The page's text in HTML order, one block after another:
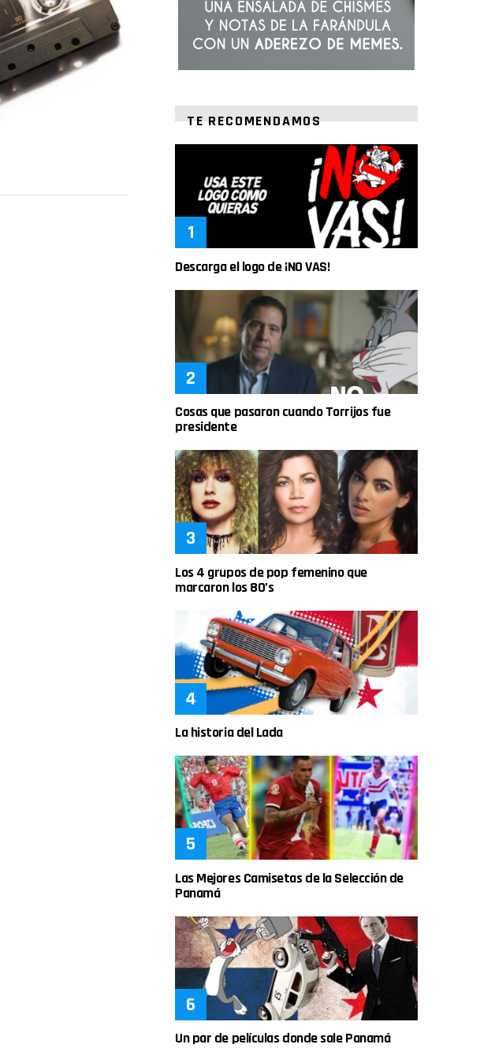
TE RECOMENDAMOS
Descarga el logo de ¡NO VAS!
Cosas que pasaron cuando Torrijos fue
presidente
Los 4 grupos de pop femenino que
marcaron los 80’s
La historia del Lada
Las Mejores Camisetas de la Selección de
Panamá
Un par de películas donde sale Panamá